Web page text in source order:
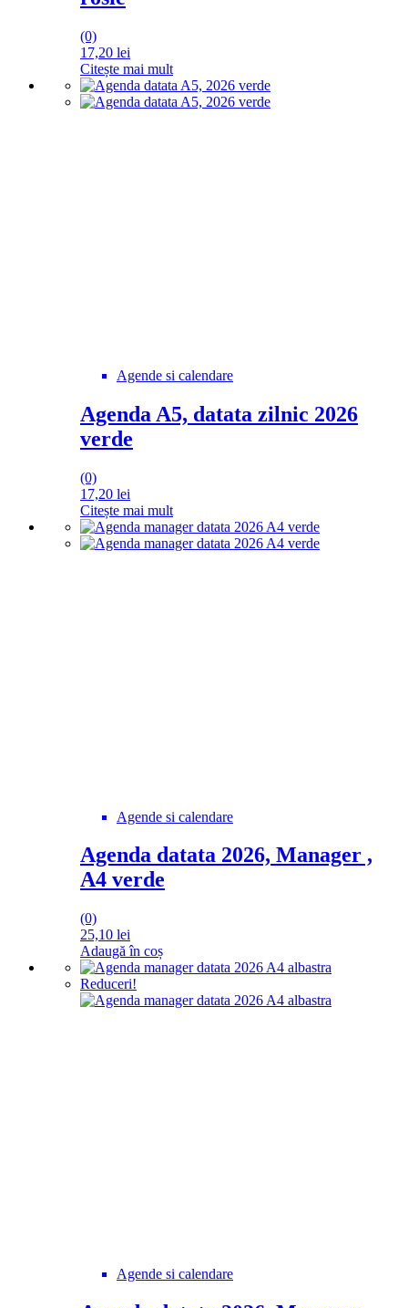
(0)
17,20 lei
Citește mai mult
Agende si calendare
Agenda A5, datata zilnic 2026
verde
(0)
17,20 lei
Citește mai mult
Agende si calendare
Agenda datata 2026, Manager ,
A4 verde
(0)
25,10 lei
Adaugă în coș
Reduceri!
Agende si calendare